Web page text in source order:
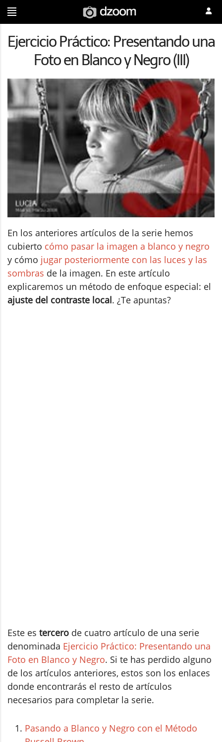
Ejercicio Práctico: Presentando una
Foto en Blanco y Negro (III)
En los anteriores artículos de la serie hemos
cubierto cómo pasar la imagen a blanco y negro
y cómo jugar posteriormente con las luces y las
sombras de la imagen. En este artículo
explicaremos un método de enfoque especial: el
ajuste del contraste local. ¿Te apuntas?
Este es tercero de cuatro artículo de una serie
denominada Ejercicio Práctico: Presentando una
Foto en Blanco y Negro. Si te has perdido alguno
de los artículos anteriores, estos son los enlaces
donde encontrarás el resto de artículos
necesarios para completar la serie.
Pasando a Blanco y Negro con el Método